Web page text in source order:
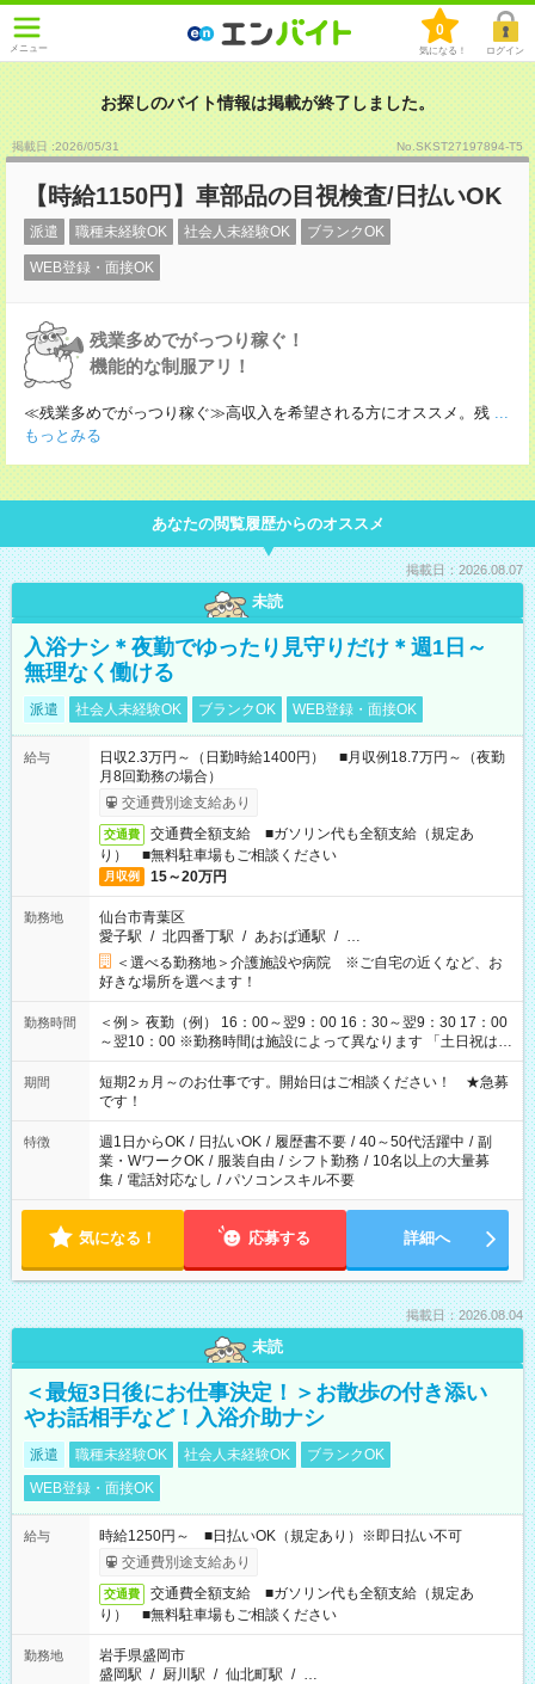
メニュー
0
気になる！ ログイン
お探しのバイト情報は掲載が終了しました。
掲載日 :2026/05/31 No.SKST27197894-T5
【時給1150円】車部品の目視検査/日払いOK
派遣 職種未経験OK 社会人未経験OK ブランクOK
WEB登録・面接OK
残業多めでがっつり稼ぐ！
機能的な制服アリ！
≪残業多めでがっつり稼ぐ≫高収入を希望される方にオススメ。残 ...
もっとみる
あなたの閲覧履歴からのオススメ
掲載日：2026.08.07
未読
入浴ナシ＊夜勤でゆったり見守りだけ＊週1日～
無理なく働ける
派遣 社会人未経験OK ブランクOK WEB登録・面接OK
給与
日収2.3万円～（日勤時給1400円） ■月収例18.7万円～（夜勤
月8回勤務の場合）
交通費別途支給あり
交通費
交通費全額支給 ■ガソリン代も全額支給（規定あ
り） ■無料駐車場もご相談ください
月収例 15～20万円
勤務地
仙台市青葉区
愛子駅 / 北四番丁駅 / あおば通駅 / …
＜選べる勤務地＞介護施設や病院 ※ご自宅の近くなど、お
好きな場所を選べます！
勤務時間
＜例＞ 夜勤（例） 16：00～翌9：00 16：30～翌9：30 17：00
～翌10：00 ※勤務時間は施設によって異なります 「土日祝は休
みたい」 「しっかり稼ぎたい」 「もう少し遅い時間から始めた
い」など ご希望にあったお仕事をご案内いたします。 ※未経験
の方の場合は1～2ヶ月間は日中での仕事を経験いただき、 お
仕事に慣れてからの夜勤になります。 ★家庭の都合でお休みが
必要な場合も遠慮なくご相談ください。
期間
短期2ヵ月～のお仕事です。開始日はご相談ください！ ★急募
です！
特徴 週1日からOK / 日払いOK / 履歴書不要 / 40～50代活躍中 / 副
業・WワークOK / 服装自由 / シフト勤務 / 10名以上の大量募
集 / 電話対応なし / パソコンスキル不要
気になる！ 応募する 詳細へ
掲載日：2026.08.04
未読
＜最短3日後にお仕事決定！＞お散歩の付き添い
やお話相手など！入浴介助ナシ
派遣 職種未経験OK 社会人未経験OK
ブランクOK
WEB登録・面接OK
給与
時給1250円～ ■日払いOK（規定あり）※即日払い不可
交通費別途支給あり
交通費
交通費全額支給 ■ガソリン代も全額支給（規定あ
り） ■無料駐車場もご相談ください
勤務地
岩手県盛岡市
盛岡駅 / 厨川駅 / 仙北町駅 / …